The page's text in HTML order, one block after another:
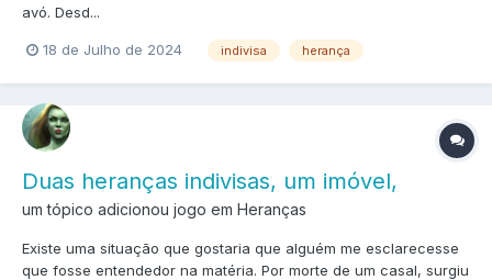
avó. Desd...
18 de Julho de 2024 indivisa herança
Duas heranças indivisas, um imóvel,
um tópico adicionou jogo em Heranças
Existe uma situação que gostaria que alguém me esclarecesse
que fosse entendedor na matéria. Por morte de um casal, surgiu